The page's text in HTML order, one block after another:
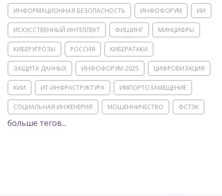
ИНФОРМАЦИОННАЯ БЕЗОПАСНОСТЬ ИНФОФОРУМ ИИ
ИСКУССТВЕННЫЙ ИНТЕЛЛЕКТ ФИШИНГ МИНЦИФРЫ
КИБЕРУГРОЗЫ РОССИЯ КИБЕРАТАКИ
ЗАЩИТА ДАННЫХ ИНФОФОРУМ-2025 ЦИФРОВИЗАЦИЯ
КИИ ИТ-ИНФРАСТРУКТУРА ИМПОРТОЗАМЕЩЕНИЕ
СОЦИАЛЬНАЯ ИНЖЕНЕРИЯ МОШЕННИЧЕСТВО ФСТЭК
POSITIVE TECHNOLOGIES
больше тегов...